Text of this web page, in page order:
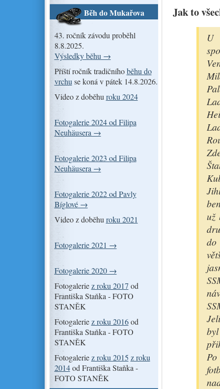
Běh do Mukařova
43. ročník závodu proběhl
8.8.2025.
Výsledky běhu →
Příští ročník tradičníhoběhu do
vrchu se koná v pátek 14.8.2026.
Video z doběhu roku 2024
Fotogalerie 2024 od Filipa
Neuhäusera →
Fotogalerie 2023 od Filipa
Neuhäusera →
Fotogalerie 2022 od Pavly
Bíglové →
Video z doběhu roku 2021
Fotogalerie 2021 →
Fotogalerie 2020 →
Fotogaleriez roku 2017 od
Františka Staňka - FOTO
STANĚK
Fotogaleriez roku 2016od
Františka Staňka - FOTO
STANĚK
Fotogaleriez roku 2015 z roku
2014od Františka Staňka -
FOTO STANĚK
Jak to
U
už
do